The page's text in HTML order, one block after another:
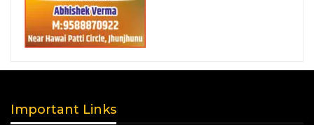
Important Links